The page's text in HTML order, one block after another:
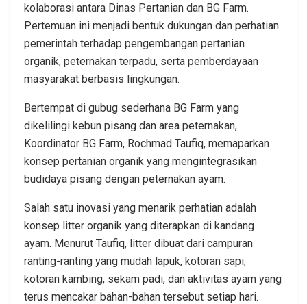
kolaborasi antara Dinas Pertanian dan BG Farm.
Pertemuan ini menjadi bentuk dukungan dan perhatian
pemerintah terhadap pengembangan pertanian
organik, peternakan terpadu, serta pemberdayaan
masyarakat berbasis lingkungan.
Bertempat di gubug sederhana BG Farm yang
dikelilingi kebun pisang dan area peternakan,
Koordinator BG Farm, Rochmad Taufiq, memaparkan
konsep pertanian organik yang mengintegrasikan
budidaya pisang dengan peternakan ayam.
Salah satu inovasi yang menarik perhatian adalah
konsep litter organik yang diterapkan di kandang
ayam. Menurut Taufiq, litter dibuat dari campuran
ranting-ranting yang mudah lapuk, kotoran sapi,
kotoran kambing, sekam padi, dan aktivitas ayam yang
terus mencakar bahan-bahan tersebut setiap hari.